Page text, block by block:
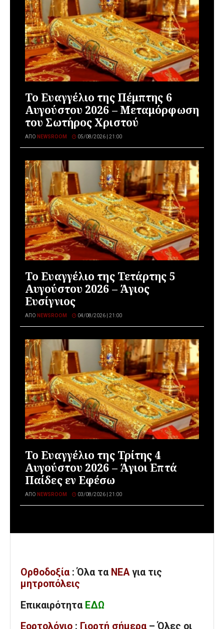
Το Ευαγγέλιο της Πέμπτης 6
Αυγούστου 2026 – Μεταμόρφωση
του Σωτήρος Χριστού
ΑΠΌ NEWSROOM 05/08/2026 | 21:00
Το Ευαγγέλιο της Τετάρτης 5
Αυγούστου 2026 – Άγιος
Ευσίγνιος
ΑΠΌ NEWSROOM 04/08/2026 | 21:00
Το Ευαγγέλιο της Τρίτης 4
Αυγούστου 2026 – Άγιοι Επτά
Παίδες εν Εφέσω
ΑΠΌ NEWSROOM 03/08/2026 | 21:00
Ορθοδοξία : Όλα τα ΝΕΑ για τις
μητροπόλεις
Επικαιρότητα ΕΔΩ
Εορτολόγιο : Γιορτή σήμερα – Όλες οι